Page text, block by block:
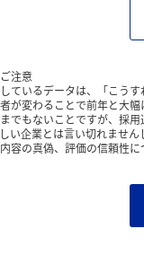
注意
ているデータは、「こう
が変わることで前年と大幅
でもないことですが、採
い企業とは言い切れませ
容の真偽、評価の信頼性